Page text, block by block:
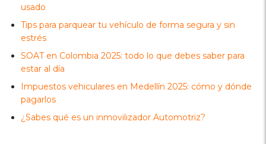
usado
Tips para parquear tu vehículo de forma segura y sin
estrés
SOAT en Colombia 2025: todo lo que debes saber para
estar al día
Impuestos vehiculares en Medellín 2025: cómo y dónde
pagarlos
¿Sabes qué es un inmovilizador Automotriz?